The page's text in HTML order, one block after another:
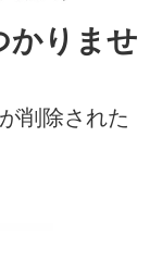
かりませ
削除された